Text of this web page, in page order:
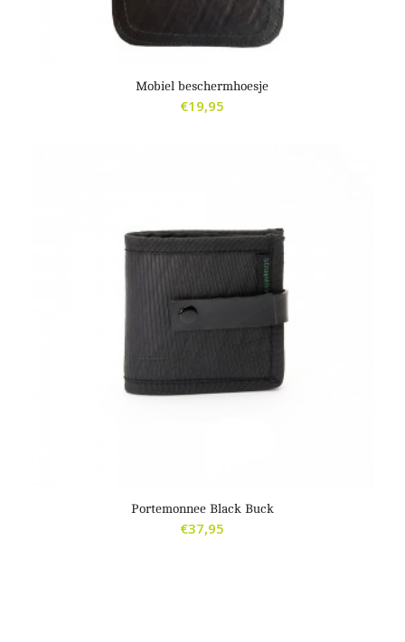
Mobiel beschermhoesje
€19,95
Portemonnee Black Buck
€37,95